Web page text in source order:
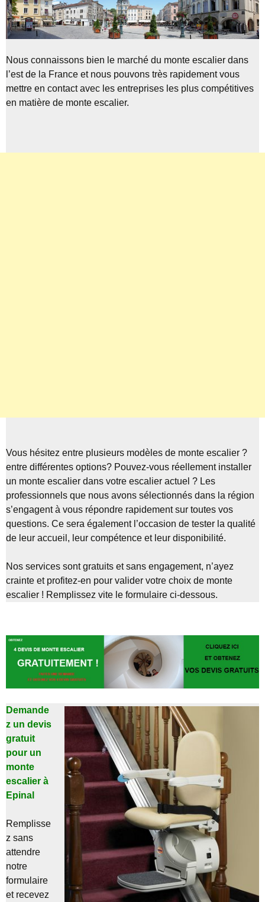
Nous connaissons bien le marché du monte escalier dans
l’est de la France et nous pouvons très rapidement vous
mettre en contact avec les entreprises les plus compétitives
en matière de monte escalier.
Vous hésitez entre plusieurs modèles de monte escalier ?
entre différentes options? Pouvez-vous réellement installer
un monte escalier dans votre escalier actuel ? Les
professionnels que nous avons sélectionnés dans la région
s’engagent à vous répondre rapidement sur toutes vos
questions. Ce sera également l’occasion de tester la qualité
de leur accueil, leur compétence et leur disponibilité.
Nos services sont gratuits et sans engagement, n’ayez
crainte et profitez-en pour valider votre choix de monte
escalier ! Remplissez vite le formulaire ci-dessous.
Demande
z un devis
gratuit
pour un
monte
escalier à
Epinal
Remplisse
z sans
attendre
notre
formulaire
et recevez